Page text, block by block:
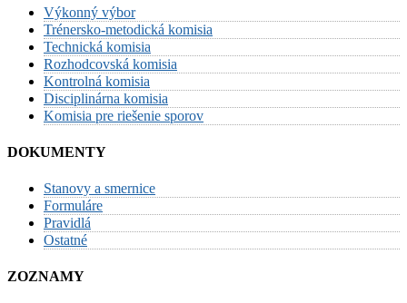
Výkonný výbor
Trénersko-metodická komisia
Technická komisia
Rozhodcovská komisia
Kontrolná komisia
Disciplinárna komisia
Komisia pre riešenie sporov
DOKUMENTY
Stanovy a smernice
Formuláre
Pravidlá
Ostatné
ZOZNAMY